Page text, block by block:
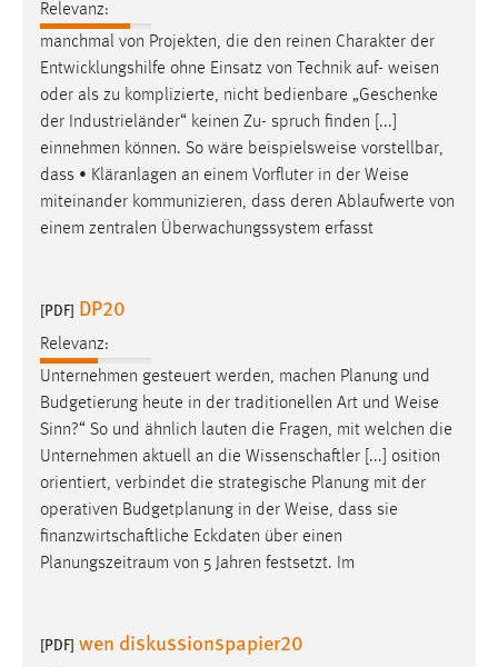
Relevanz:
manchmal von Projekten, die den reinen Charakter der
Entwicklungshilfe ohne Einsatz von Technik auf- weisen
oder als zu komplizierte, nicht bedienbare „Geschenke
der Industrieländer“ keinen Zu- spruch finden [...]
einnehmen können. So wäre beispielsweise vorstellbar,
dass • Kläranlagen an einem Vorfluter in der Weise
miteinander kommunizieren, dass deren Ablaufwerte von
einem zentralen Überwachungssystem erfasst
[PDF] DP20
Relevanz:
Unternehmen gesteuert werden, machen Planung und
Budgetierung heute in der traditionellen Art und Weise
Sinn?“ So und ähnlich lauten die Fragen, mit welchen die
Unternehmen aktuell an die Wissenschaftler [...] osition
orientiert, verbindet die strategische Planung mit der
operativen Budgetplanung in der Weise, dass sie
finanzwirtschaftliche Eckdaten über einen
Planungszeitraum von 5 Jahren festsetzt. Im
[PDF] wen diskussionspapier20